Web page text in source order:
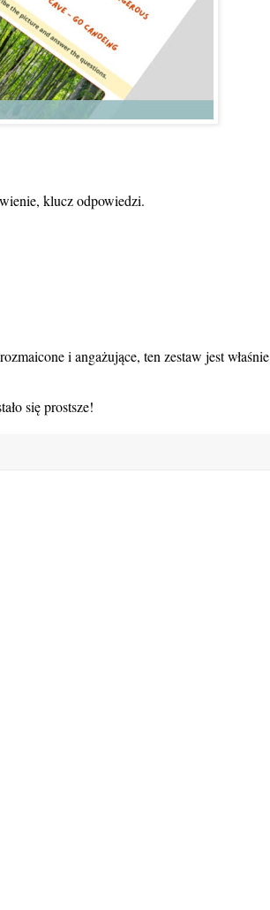
klucz odpowiedzi.
i angażujące, ten zestaw jest właśnie
się prostsze!